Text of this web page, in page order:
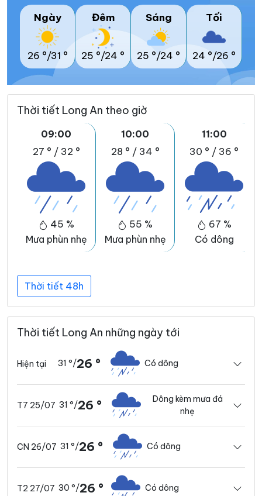
Ngày
26 °/31 °
Đêm
25 °/24 °
Sáng
25 °/24 °
Tối
24 °/26 °
Thời tiết Long An theo giờ
09:00
27 ° / 32 °
45 %
Mưa phùn nhẹ
10:00
28 ° / 34 °
55 %
Mưa phùn nhẹ
11:00
30 ° / 36 °
67 %
Có dông
Thời tiết 48h
Thời tiết Long An những ngày tới
Hiện tại 31 °/26 ° Có dông
T7 25/07 31 °/26 °
Dông kèm mưa đá
nhẹ
CN 26/07 31 °/26 ° Có dông
T2 27/07 30 °/26 ° Có dông